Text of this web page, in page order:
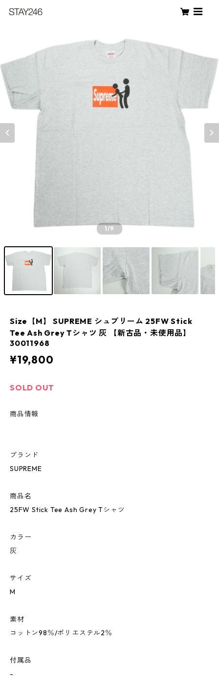
1/9
Size【M】 SUPREME シュプリーム 25FW Stick
Tee Ash Grey Tシャツ 灰 【新古品・未使用品】
30011968
¥19,800
SOLD OUT
商品情報
ブランド
SUPREME
商品名
25FW Stick Tee Ash Grey Tシャツ
カラー
灰
サイズ
M
素材
コットン98％/ポリエステル2％
付属品
-